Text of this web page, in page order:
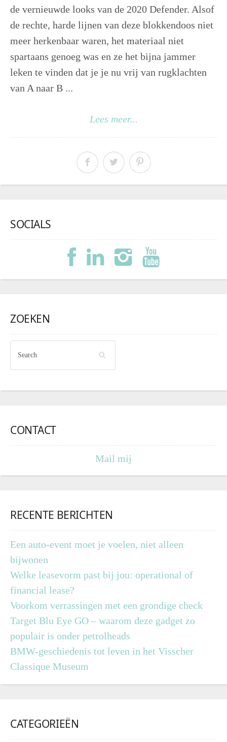
de vernieuwde looks van de 2020 Defender. Alsof
de rechte, harde lijnen van deze blokkendoos niet
meer herkenbaar waren, het materiaal niet
spartaans genoeg was en ze het bijna jammer
leken te vinden dat je je nu vrij van rugklachten
van A naar B ...
Lees meer...
SOCIALS
ZOEKEN
CONTACT
Mail mij
RECENTE BERICHTEN
Een auto-event moet je voelen, niet alleen
bijwonen
Welke leasevorm past bij jou: operational of
financial lease?
Voorkom verrassingen met een grondige check
Target Blu Eye GO – waarom deze gadget zo
populair is onder petrolheads
BMW-geschiedenis tot leven in het Visscher
Classique Museum
CATEGORIEËN